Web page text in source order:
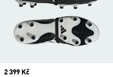
Price
2 399 Kč